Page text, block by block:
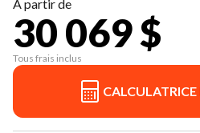
À partir de
30 069 $
Tous frais inclus